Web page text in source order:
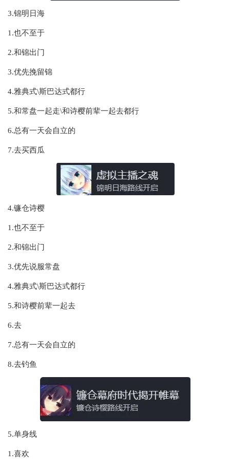
3.锦明日海
1.也不至于
2.和锦出门
3.优先挽留锦
4.雅典式\斯巴达式都行
5.和常盘一起走\和诗樱前辈一起去都行
6.总有一天会自立的
7.去买西瓜
4.镰仓诗樱
1.也不至于
2.和锦出门
3.优先说服常盘
4.雅典式\斯巴达式都行
5.和诗樱前辈一起去
6.去
7.总有一天会自立的
8.去钓鱼
5.单身线
1.喜欢